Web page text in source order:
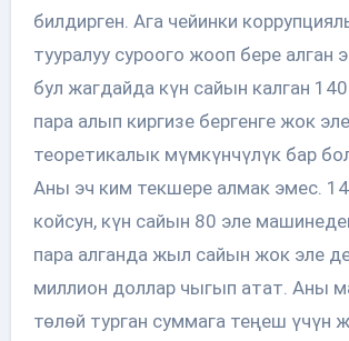
билдирген. Ага чейинки
тууралуу суроого жооп бере алган
бул жагдайда күн сайын калган
пара алып киргизе бергенге жок
теоретикалык мүмкүнчүлүк бар
Аны эч ким текшере алмак эмес.
койсун, күн сайын 80 эле
пара алганда жыл сайын жок эле
миллион доллар чыгып атат. Аны
төлөй турган суммага теңеш үчүн